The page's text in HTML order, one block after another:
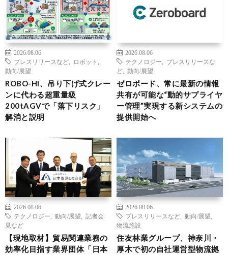
2026.08.06
プレスリリースなど
ロボット
動向/展望
ROBO-HI、吊り下げ式クレー
ンに代わる超重量級
200tAGVで「落下リスク」
解消と説明
2026.08.06
テクノロジー
プレスリリースな
ど
動向/展望
ゼロボード、常に最新の情報
共有が可能な“動的サプライヤ
ー管理”実現する新システムの
提供開始へ
2026.08.06
テクノロジー
動向/展望
記者会
見など
【現地取材】貿易関連業務の
効率化目指す業界団体「日本
2026.08.06
プレスリリースなど
動向/展望
物流施設
住友林業グループ、神奈川・
厚木で初の自社運営型物流拠